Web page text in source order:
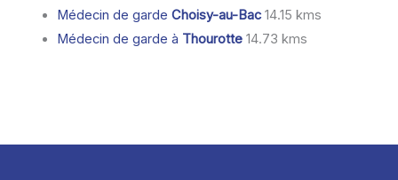
Médecin de garde Choisy-au-Bac14.15 kms
Médecin de garde à Thourotte14.73 kms